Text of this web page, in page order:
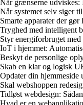
Når grænserne
Når systemet selv siger
Smarte apparater der
Tryghed med intelligent
Styr energiforbruget
IoT i hjemmet:
Beskyt de personlige
Skab en klar og logisk
Opdater din hjemmeside
Skal webshoppen
Tidløst webdesign:
Hvad er en